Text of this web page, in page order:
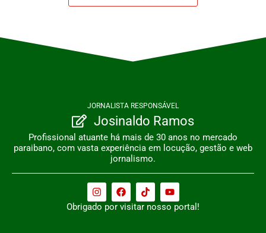
JORNALISTA RESPONSÁVEL
Josinaldo Ramos
Profissional atuante há mais de 30 anos no mercado
paraibano, com vasta experiência em locução, gestão e web
jornalismo.
Obrigado por visitar nosso portal!